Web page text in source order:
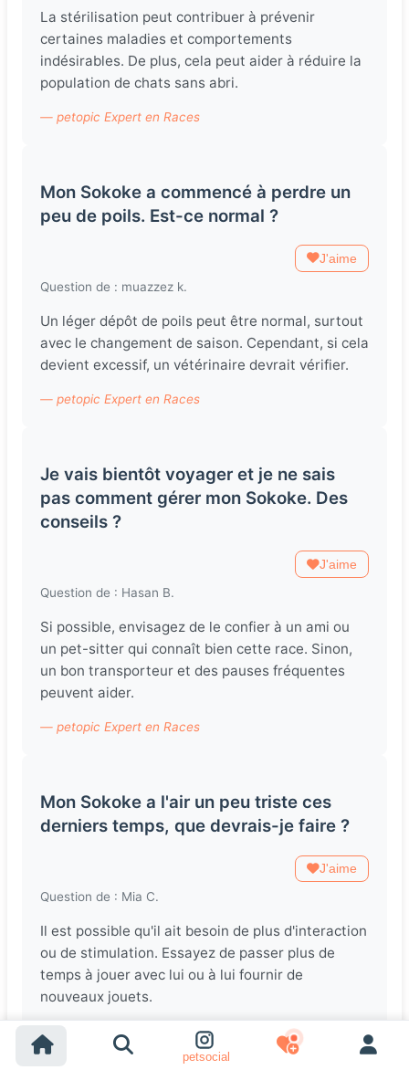
petsocial
La stérilisation peut contribuer à prévenir
certaines maladies et comportements
indésirables. De plus, cela peut aider à réduire la
population de chats sans abri.
— petopic Expert en Races
Mon Sokoke a commencé à perdre un
peu de poils. Est-ce normal ?
J'aime
Question de : muazzez k.
Un léger dépôt de poils peut être normal, surtout
avec le changement de saison. Cependant, si cela
devient excessif, un vétérinaire devrait vérifier.
— petopic Expert en Races
Je vais bientôt voyager et je ne sais
pas comment gérer mon Sokoke. Des
conseils ?
J'aime
Question de : Hasan B.
Si possible, envisagez de le confier à un ami ou
un pet-sitter qui connaît bien cette race. Sinon,
un bon transporteur et des pauses fréquentes
peuvent aider.
— petopic Expert en Races
Mon Sokoke a l'air un peu triste ces
derniers temps, que devrais-je faire ?
J'aime
Question de : Mia C.
Il est possible qu'il ait besoin de plus d'interaction
ou de stimulation. Essayez de passer plus de
temps à jouer avec lui ou à lui fournir de
nouveaux jouets.
— petopic Expert en Races